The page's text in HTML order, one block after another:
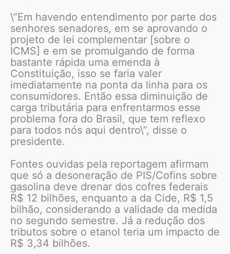
\”Em havendo entendimento por parte dos
senhores senadores, em se aprovando o
projeto de lei complementar [sobre o
ICMS] e em se promulgando de forma
bastante rápida uma emenda à
Constituição, isso se faria valer
imediatamente na ponta da linha para os
consumidores. Então essa diminuição de
carga tributária para enfrentarmos esse
problema fora do Brasil, que tem reflexo
para todos nós aqui dentro\”, disse o
presidente.
Fontes ouvidas pela reportagem afirmam
que só a desoneração de PIS/Cofins sobre
gasolina deve drenar dos cofres federais
R$ 12 bilhões, enquanto a da Cide, R$ 1,5
bilhão, considerando a validade da medida
no segundo semestre. Já a redução dos
tributos sobre o etanol teria um impacto de
R$ 3,34 bilhões.